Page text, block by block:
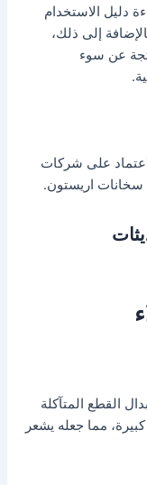
دليل الاستخدام
إلى ذلك،
عن سوء
على شركات
سخانات اريستون.
القطع المتآكلة
مما جعله يشعر